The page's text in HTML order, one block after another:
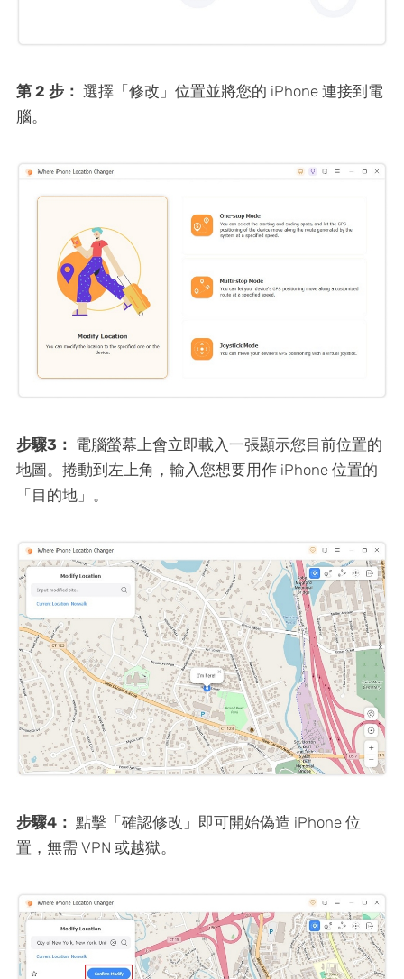
第 2 步： 選擇「修改」位置並將您的 iPhone 連接到電
腦。
步驟3： 電腦螢幕上會立即載入一張顯示您目前位置的
地圖。捲動到左上角，輸入您想要用作 iPhone 位置的
「目的地」。
步驟4： 點擊「確認修改」即可開始偽造 iPhone 位
置，無需 VPN 或越獄。